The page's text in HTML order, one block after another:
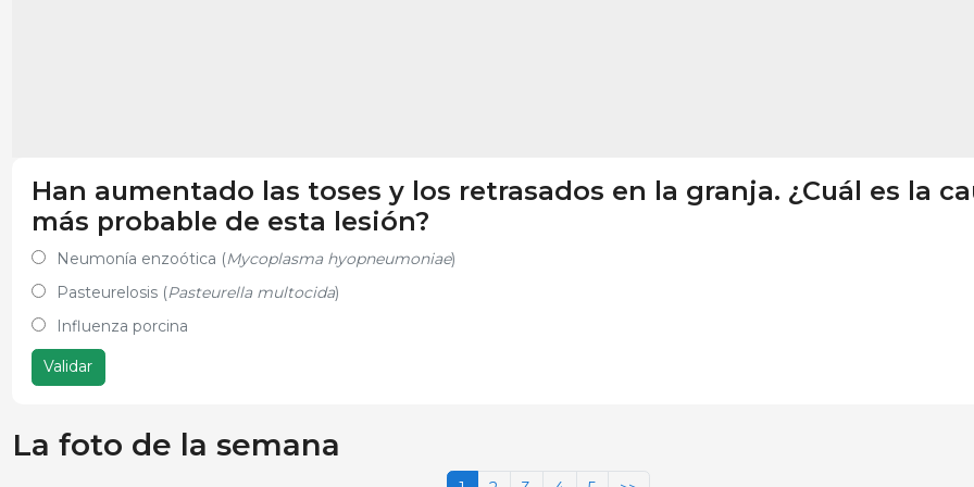
Han aumentado las toses y los retrasados en la granja. ¿Cuál es la
más probable de esta lesión?
Neumonía enzoótica (Mycoplasma hyopneumoniae)
Pasteurelosis (Pasteurella multocida)
Influenza porcina
Validar
La foto de la semana